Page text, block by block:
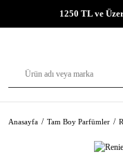
1250 TL ve
Anasayfa Tam Boy Parfümler